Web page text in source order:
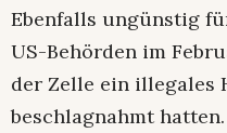
Ebenfalls ungünstig
US-Behörden im
der Zelle ein illegales
beschlagnahmt